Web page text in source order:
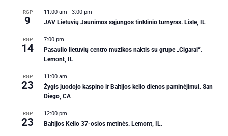
RGP
9
11:00 am -3:00 pm
JAV Lietuvių Jaunimos sąjungos tinklinio turnyras. Lisle, IL
RGP
14
7:00 pm
Pasaulio lietuvių centro muzikos naktis su grupe „Cigarai“.
Lemont, IL
RGP
23
11:00 am
Žygis juodojo kaspino ir Baltijos kelio dienos paminėjimui. San
Diego, CA
RGP
23
12:00 pm
Baltijos Kelio 37-osios metinės. Lemont, IL.